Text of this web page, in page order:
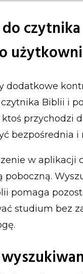
dodatkowe
Biblii i
ktoś przychodzi
bezpośrednia i
w aplikacji
poboczną.
pomaga
studium bez